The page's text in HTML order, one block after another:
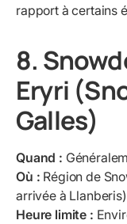
rapport à certains
8.
Eryri
Galles)
Quand :
Où : Région de
arrivée à Llanberis)
Heure limite :